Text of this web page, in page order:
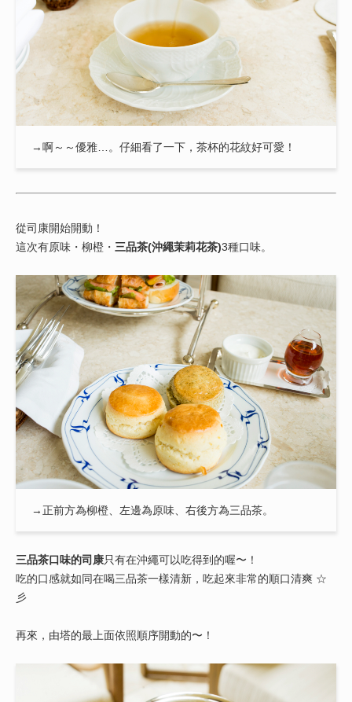
→啊～～優雅…。仔細看了一下，茶杯的花紋好可愛！
從司康開始開動！
這次有原味・柳橙・ 三品茶(沖繩茉莉花茶)3種口味。
→正前方為柳橙、左邊為原味、右後方為三品茶。
三品茶口味的司康只有在沖繩可以吃得到的喔〜！
吃的口感就如同在喝三品茶一樣清新，吃起來非常的順口清爽 ☆
彡
再來，由塔的最上面依照順序開動的〜！